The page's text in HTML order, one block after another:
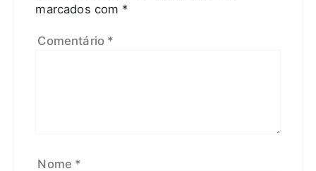
marcados com *
Comentário *
Nome *